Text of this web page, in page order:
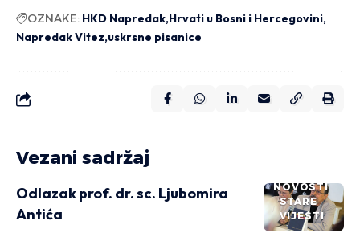
OZNAKE: HKD Napredak Hrvati u Bosni i Hercegovini
Napredak Vitez uskrsne pisanice
Vezani sadržaj
NOVOSTI
STARE
VIJESTI
Odlazak prof. dr. sc. Ljubomira
Antića